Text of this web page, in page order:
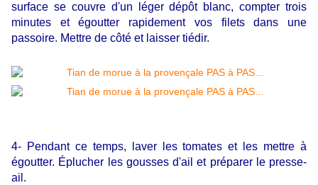
surface se couvre d'un léger dépôt blanc, compter trois
minutes et égoutter rapidement vos filets dans une
passoire. Mettre de côté et laisser tiédir.
4- Pendant ce temps, laver les tomates et les mettre à
égoutter. Éplucher les gousses d'ail et préparer le presse-
ail.